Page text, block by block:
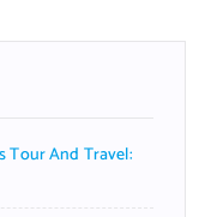
Tour And Travel: